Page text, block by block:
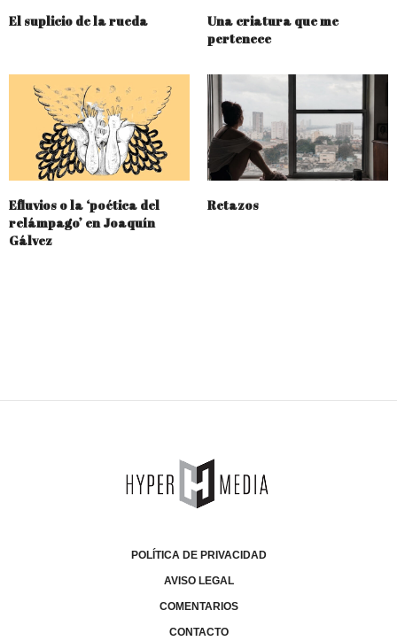
El suplicio de la rueda
Una criatura que me
pertenece
Efluvios o la ‘poética del
relámpago’ en Joaquín
Gálvez
Retazos
POLÍTICA DE PRIVACIDAD
AVISO LEGAL
COMENTARIOS
CONTACTO